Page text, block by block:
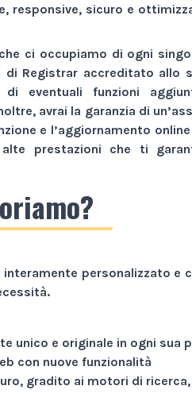
responsive, sicuro e
ci occupiamo di ogni
Registrar accreditato allo
di eventuali funzioni
avrai la garanzia di
e l’aggiornamento
prestazioni che ti
interamente personalizzato e
unico e originale in ogni sua
con nuove funzionalità
gradito ai motori di ricerca,